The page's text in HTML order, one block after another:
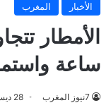
الأخبار المغرب
ساعة
7نيوز المغرب 28 ديسمبر، 2025